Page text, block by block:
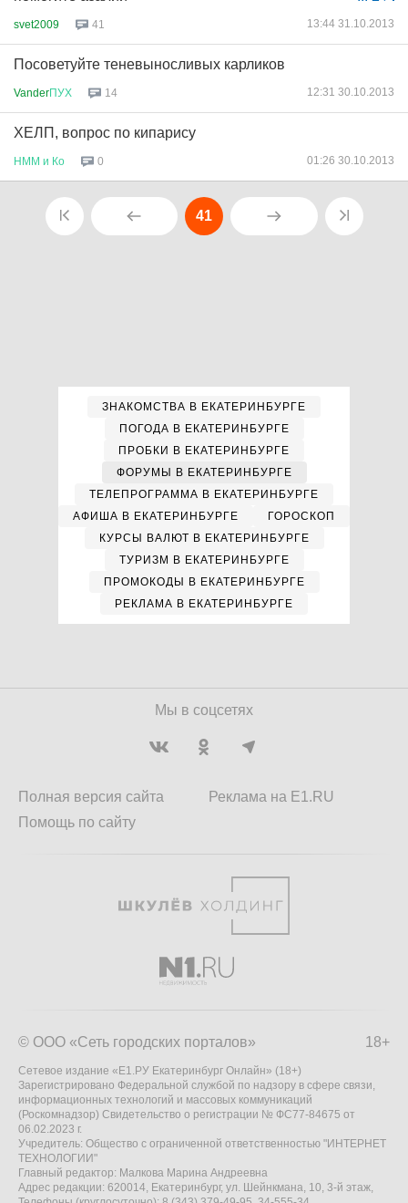
svet2009 41 13:44 31.10.2013
Посоветуйте теневыносливых карликов
VanderПУХ 14 12:31 30.10.2013
ХЕЛП, вопрос по кипарису
НММ и Ко 0 01:26 30.10.2013
41
ЗНАКОМСТВА В ЕКАТЕРИНБУРГЕ
ПОГОДА В ЕКАТЕРИНБУРГЕ
ПРОБКИ В ЕКАТЕРИНБУРГЕ
ФОРУМЫ В ЕКАТЕРИНБУРГЕ
ТЕЛЕПРОГРАММА В ЕКАТЕРИНБУРГЕ
АФИША В ЕКАТЕРИНБУРГЕ
ГОРОСКОП
КУРСЫ ВАЛЮТ В ЕКАТЕРИНБУРГЕ
ТУРИЗМ В ЕКАТЕРИНБУРГЕ
ПРОМОКОДЫ В ЕКАТЕРИНБУРГЕ
РЕКЛАМА В ЕКАТЕРИНБУРГЕ
Мы в соцсетях
Полная версия сайта
Помощь по сайту
Реклама на E1.RU
18+
© ООО «Сеть городских порталов»
Сетевое издание «Е1.РУ Екатеринбург Онлайн» (18+)
Зарегистрировано Федеральной службой по надзору в сфере связи,
информационных технологий и массовых коммуникаций
(Роскомнадзор) Свидетельство о регистрации № ФС77-84675 от
06.02.2023 г.
Учредитель: Общество с ограниченной ответственностью "ИНТЕРНЕТ
ТЕХНОЛОГИИ"
Главный редактор: Малкова Марина Андреевна
Адрес редакции: 620014, Екатеринбург, ул. Шейнкмана, 10, 3-й этаж,